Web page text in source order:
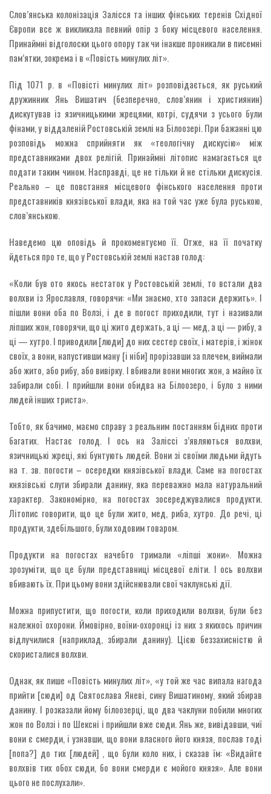
Слов’янська колонізація Залісся та інших фінських теренів Східної
Європи все ж викликала певний опір з боку місцевого населення.
Принаймні відголоски цього опору так чи інакше проникали в писемні
пам’ятки, зокрема і в «Повість минулих літ».
Під 1071 р. в «Повісті минулих літ» розповідається, як руський
дружинник Янь Вишатич (безперечно, слов’янин і християнин)
дискутував із язичницькими жрецями, котрі, судячи з усього були
фінами, у віддаленій Ростовській землі на Білоозері. При бажанні цю
розповідь можна сприйняти як «теологічну дискусію» між
представниками двох релігій. Принаймні літопис намагається це
подати таким чином. Насправді, це не тільки й не стільки дискусія.
Реально – це повстання місцевого фінського населення проти
представників князівської влади, яка на той час уже була руською,
слов’янською.
Наведемо цю оповідь й прокоментуємо її. Отже, на її початку
йдеться про те, що у Ростовській землі настав голод:
«Коли був ото якось нестаток у Ростовській землі, то встали два
волхви із Ярославля, говорячи: «Ми знаємо, хто запаси держить». І
пішли вони оба по Волзі, і де в погост приходили, тут і називали
ліпших жон, говорячи, що ці жито держать, а ці — мед, а ці — рибу, а
ці — хутро. І приводили [люди] до них сестер своїх, і матерів, і жінок
своїх, а вони, напустивши ману [і ніби] прорізавши за плечем, виймали
або жито, або рибу, або вивірку. І вбивали вони многих жон, а майно їх
забирали собі. І прийшли вони обидва на Білоозеро, і було з ними
людей інших триста».
Тобто, як бачимо, маємо справу з реальним постанням бідних проти
багатих. Настає голод. І ось на Заліссі з’являються волхви,
язичницькі жреці, які бунтують людей. Вони зі своїми людьми йдуть
на т. зв. погости – осередки князівської влади. Саме на погостах
князівські слуги збирали данину, яка переважно мала натуральний
характер. Закономірно, на погостах зосереджувалися продукти.
Літопис говорити, що це були жито, мед, риба, хутро. До речі, ці
продукти, здебільшого, були ходовим товаром.
Продукти на погостах начебто тримали «ліпші жони». Можна
зрозуміти, що це були представниці місцевої еліти. І ось волхви
вбивають їх. При цьому вони здійснювали свої чаклунські дії.
Можна припустити, що погости, коли приходили волхви, були без
належної охорони. Ймовірно, воїни-охоронці із них з якихось причин
відлучилися (наприклад, збирали данину). Цією беззахисністю й
скористалися волхви.
Однак, як пише «Повість минулих літ», «у той же час випала нагода
прийти [сюди] од Святослава Яневі, сину Вишатиному, який збирав
данину. І розказали йому білоозерці, що два чаклуни побили многих
жон по Волзі і по Шексні і прийшли вже сюди. Янь же, вивідавши, чиї
вони є смерди, і узнавши, що вони власного його князя, послав тоді
[попа?] до тих [людей] , що були коло них, і сказав їм: «Видайте
волхвів тих обох сюди, бо вони смерди є мойого князя». Але вони
цього не послухали».